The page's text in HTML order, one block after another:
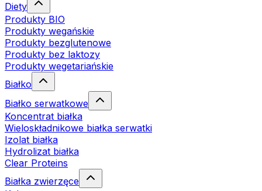
Diety
Produkty BIO
Produkty wegańskie
Produkty bezglutenowe
Produkty bez laktozy
Produkty wegetariańskie
Białko
Białko serwatkowe
Koncentrat białka
Wieloskładnikowe białka serwatki
Izolat białka
Hydrolizat białka
Clear Proteins
Białka zwierzęce